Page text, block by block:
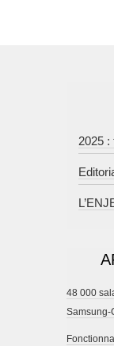
2025 :
48 000
Samsung-